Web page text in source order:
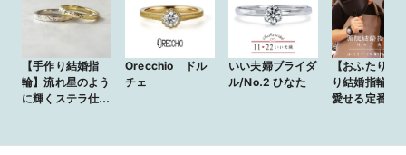
【手作り結婚指
輪】流れ星のよう
に輝くステラ仕上
Orecchio ドル
チェ
いい夫婦ブライダ
ル/No.2 ひなた
【おふたりで
り結婚指輪】
愛せる定番デ